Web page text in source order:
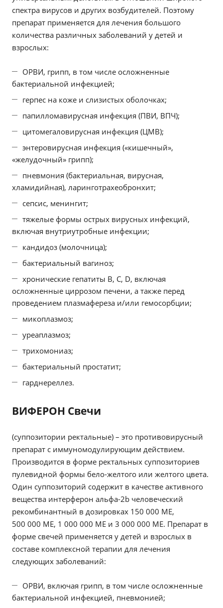
спектра вирусов и других возбудителей. Поэтому
препарат применяется для лечения большого
количества различных заболеваний у детей и
взрослых:
ОРВИ, грипп, в том числе осложненные
бактериальной инфекцией;
герпес на коже и слизистых оболочках;
папилломавирусная инфекция (ПВИ, ВПЧ);
цитомегаловирусная инфекция (ЦМВ);
энтеровирусная инфекция («кишечный»,
«желудочный» грипп);
пневмония (бактериальная, вирусная,
хламидийная), ларинготрахеобронхит;
сепсис, менингит;
тяжелые формы острых вирусных инфекций,
включая внутриутробные инфекции;
кандидоз (молочница);
бактериальный вагиноз;
хронические гепатиты В, С, D, включая
осложненные циррозом печени, а также перед
проведением плазмафереза и/или гемосорбции;
микоплазмоз;
уреаплазмоз;
трихомониаз;
бактериальный простатит;
гарднереллез.
ВИФЕРОН Свечи
(суппозитории ректальные) – это противовирусный
препарат с иммуномодулирующим действием.
Производится в форме ректальных суппозиториев
пулевидной формы бело-желтого или желтого цвета.
Один суппозиторий содержит в качестве активного
вещества интерферон альфа-2b человеческий
рекомбинантный в дозировках 150 000 ME,
500 000 ME, 1 000 000 ME и 3 000 000 ME. Препарат в
форме свечей применяется у детей и взрослых в
составе комплексной терапии для лечения
следующих заболеваний:
ОРВИ, включая грипп, в том числе осложненные
бактериальной инфекцией, пневмонией;